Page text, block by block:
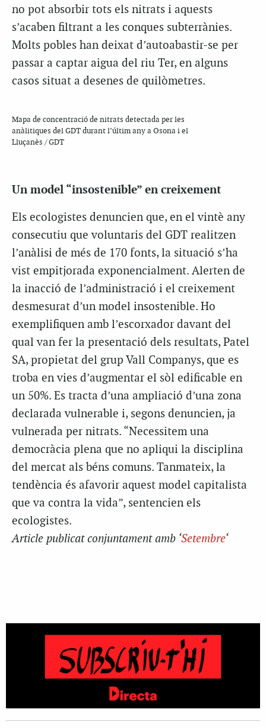
no pot absorbir tots els nitrats i aquests
s’acaben filtrant a les conques subterrànies.
Molts pobles han deixat d’autoabastir-se per
passar a captar aigua del riu Ter, en alguns
casos situat a desenes de quilòmetres.
Mapa de concentració de nitrats detectada per les
anàlitiques del GDT durant l’últim any a Osona i el
Lluçanès / GDT
Un model “insostenible” en creixement
Els ecologistes denuncien que, en el vintè any
consecutiu que voluntaris del GDT realitzen
l’anàlisi de més de 170 fonts, la situació s’ha
vist empitjorada exponencialment. Alerten de
la inacció de l’administració i el creixement
desmesurat d’un model insostenible. Ho
exemplifiquen amb l’escorxador davant del
qual van fer la presentació dels resultats, Patel
SA, propietat del grup Vall Companys, que es
troba en vies d’augmentar el sòl edificable en
un 50%. Es tracta d’una ampliació d’una zona
declarada vulnerable i, segons denuncien, ja
vulnerada per nitrats. “Necessitem una
democràcia plena que no apliqui la disciplina
del mercat als béns comuns. Tanmateix, la
tendència és afavorir aquest model capitalista
que va contra la vida”, sentencien els
ecologistes.
Article publicat conjuntament amb ‘Setembre‘